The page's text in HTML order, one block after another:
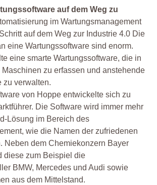
auf dem Weg zu
im Wartungsmanagement
auf dem Weg zur Industrie 4.0 Die
eine Wartungssoftware sind enorm.
eine smarte Wartungssoftware, die in
zu erfassen und anstehende
zu verwalten.
von Hoppe entwickelte sich zu
Die Software wird immer mehr
Lösung im Bereich des
wie die Namen der zufriedenen
Neben dem Chemiekonzern Bayer
diese zum Beispiel die
BMW, Mercedes und Audi sowie
aus dem Mittelstand.